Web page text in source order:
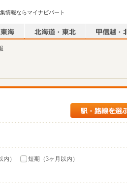
情報ならマイナビパート
）
短期（3ヶ月以内）